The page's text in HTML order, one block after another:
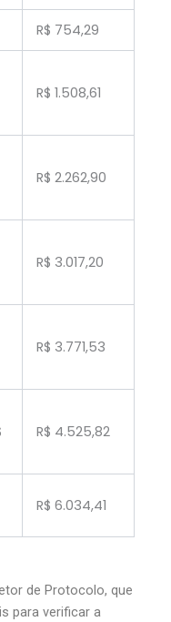
R$ 754,29
R$ 1.508,61
R$ 2.262,90
R$ 3.017,20
R$ 3.771,53
R$ 4.525,82
R$ 6.034,41
de Protocolo, que
para verificar a